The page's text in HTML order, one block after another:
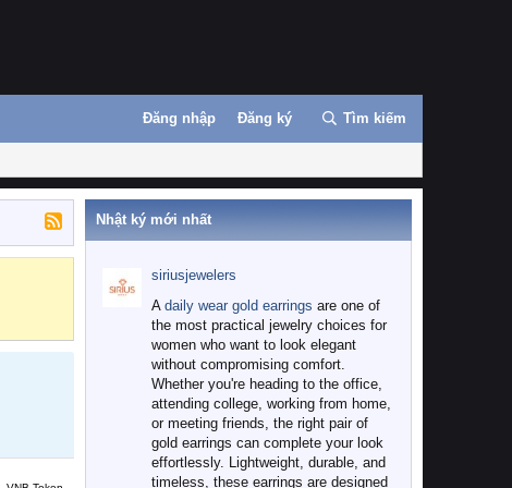
Đăng nhập Đăng ký Tìm kiếm
Nhật ký mới nhất
siriusjewelers
A daily wear gold earrings are one of
the most practical jewelry choices for
women who want to look elegant
without compromising comfort.
Whether you're heading to the office,
attending college, working from home,
or meeting friends, the right pair of
gold earrings can complete your look
effortlessly. Lightweight, durable, and
timeless, these earrings are designed